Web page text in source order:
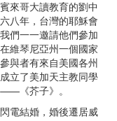
來哥大讀教育的劉中
八年，台灣的耶穌會
們一一邀請他們參加
維琴尼亞州一個國家
與者有來自美國各州
立了美加天主教同學
《芥子》。
電結婚，婚後遷居威